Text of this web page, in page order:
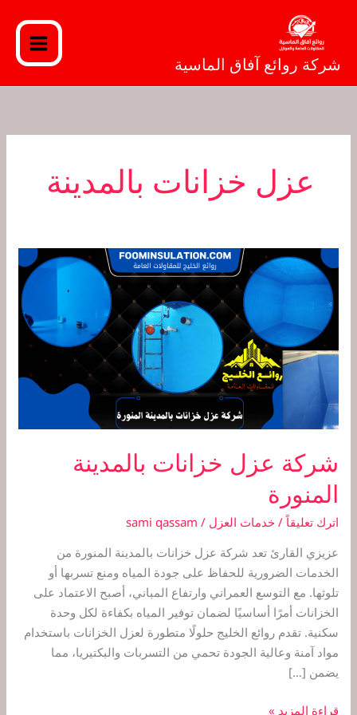
المحتوى
شركة روائع آفاق الماسية
عزل خزانات بالمدينة
شركة عزل خزانات بالمدينة
المنورة
اترك تعليقاً /خدمات العزل /
sami qassam
عزيزي القارئ تعد شركة عزل خزانات بالمدينة المنورة من
الخدمات الضرورية للحفاظ على جودة المياه ومنع تسربها أو
تلوثها. مع التوسع العمراني وارتفاع المباني، أصبح الاعتماد على
الخزانات أمرًا أساسيًا لضمان توفير المياه بكفاءة لكل وحدة
سكنية. تقدم روائع الخليج حلولًا متطورة لعزل الخزانات باستخدام
مواد آمنة وعالية الجودة تحمي من التسربات والبكتيريا، مما
يضمن […]
شركة
عزل
خزانات
بالمدينة
المنورة
قراءة المزيد »